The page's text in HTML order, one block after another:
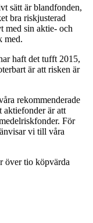
sätt är blandfonden,
bra riskjusterad
med sin aktie- och
med.
haft det tufft 2015,
är att risken är
rekommenderade
aktiefonder är att
För
vi till våra
över tio köpvärda